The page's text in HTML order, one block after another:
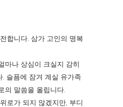
합니다. 삼가 고인의 명복
마나 상심이 크실지 감히
슬픔에 잠겨 계실 유가족
의 말씀을 올립니다.
로가 되지 않겠지만, 부디